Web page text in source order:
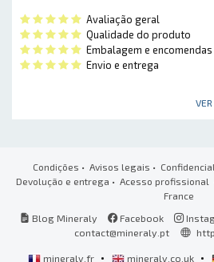
Avaliação geral
Qualidade do produto
Embalagem e encomendas
Envio e entrega
Condições • Avisos legais •
Devolução e entrega • Acesso profissional
France
Blog Mineraly
Facebook
contact@mineraly.pt
mineraly.fr • mineraly.co.uk •